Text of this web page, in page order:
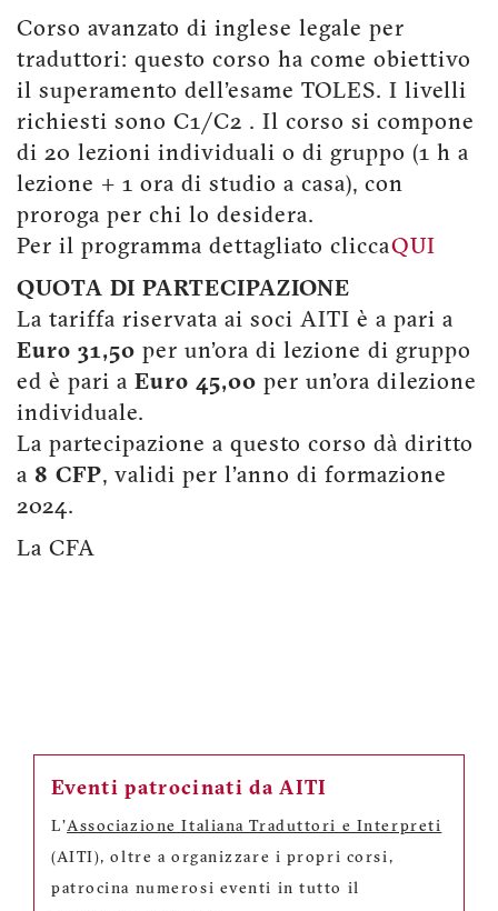
Corso avanzato di inglese legale per
traduttori: questo corso ha come obiettivo
il superamento dell'esame TOLES. I livelli
richiesti sono C1/C2 . Il corso si compone
di 20 lezioni individuali o di gruppo (1 h a
lezione + 1 ora di studio a casa), con
proroga per chi lo desidera.
Per il programma dettagliato cliccaQUI
QUOTA DI PARTECIPAZIONE
La tariffa riservata ai soci AITI è a pari a
Euro 31,50 per un'ora di lezione di gruppo
ed è pari a Euro 45,00 per un'ora di lezione
individuale.
La partecipazione a questo corso dà diritto
a 8 CFP, validi per l'anno di formazione
2024.
La CFA
Eventi patrocinati da AITI
L'Associazione Italiana Traduttori e Interpreti
(AITI), oltre a organizzare i propri corsi,
patrocina numerosi eventi in tutto il